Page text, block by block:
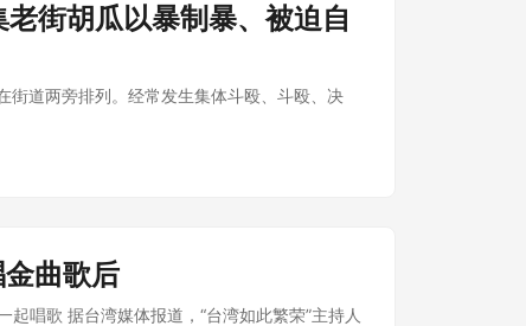
街胡瓜以暴制暴、被迫自
道两旁排列。经常发生集体斗殴、斗殴、决
曲歌后
唱歌 据台湾媒体报道，“台湾如此繁荣”主持人